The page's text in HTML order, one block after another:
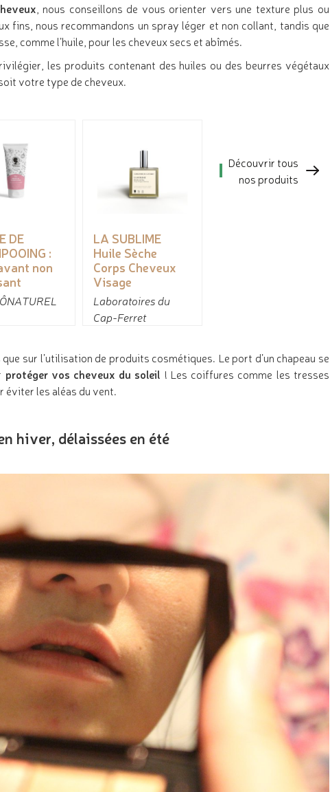
, nous conseillons de vous orienter vers une texture plus ou
fins, nous recommandons un spray léger et non collant, tandis que
comme l’huile, pour les cheveux secs et abîmés.
les produits contenant des huiles ou des beurres végétaux
votre type de cheveux.
DE
:
non
LA SUBLIME
Huile Sèche
Corps Cheveux
Visage
Laboratoires du
Cap-Ferret
Découvrir tous
nos produits
sur l’utilisation de produits cosmétiques. Le port d’un chapeau se
protéger vos cheveux du soleil ! Les coiffures comme les tresses
éviter les aléas du vent.
hiver, délaissées en été